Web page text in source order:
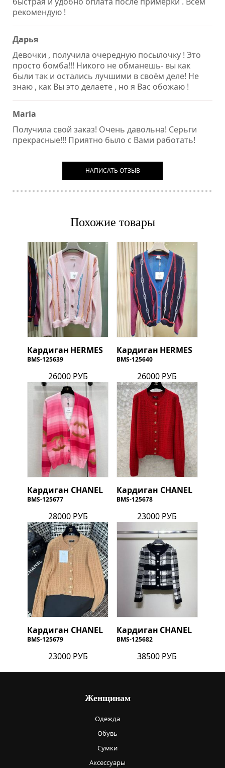
рекомендую !
Дарья
Девочки , получила очередную посылочку ! Это
просто бомба!!! Никого не обманешь- вы как
были так и остались лучшими в своём деле! Не
знаю , как Вы это делаете , но я Вас обожаю !
Maria
Получила свой заказ! Очень давольна! Серьги
прекрасные!!! Приятно было с Вами работать!
НАПИСАТЬ ОТЗЫВ
Похожие товары
Кардиган HERMES
BMS-125639
26000 РУБ
Кардиган HERMES
BMS-125640
26000 РУБ
Кардиган CHANEL
BMS-125677
28000 РУБ
Кардиган CHANEL
BMS-125678
23000 РУБ
Кардиган CHANEL
BMS-125679
23000 РУБ
Кардиган CHANEL
BMS-125682
38500 РУБ
Женщинам
Одежда
Обувь
Сумки
Аксессуары